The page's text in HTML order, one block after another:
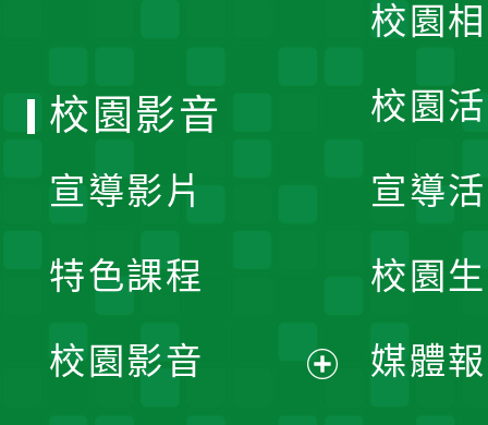
校園
校園
宣導
校園
媒體
校園影音
宣導影片
特色課程
校園影音